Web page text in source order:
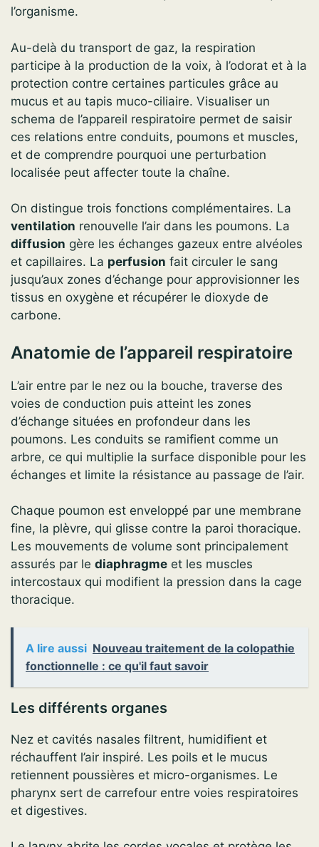
l’organisme.
Au-delà du transport de gaz, la respiration
participe à la production de la voix, à l’odorat et à la
protection contre certaines particules grâce au
mucus et au tapis muco-ciliaire. Visualiser un
schema de l’appareil respiratoire permet de saisir
ces relations entre conduits, poumons et muscles,
et de comprendre pourquoi une perturbation
localisée peut affecter toute la chaîne.
On distingue trois fonctions complémentaires. La
ventilation renouvelle l’air dans les poumons. La
diffusion gère les échanges gazeux entre alvéoles
et capillaires. La perfusion fait circuler le sang
jusqu’aux zones d’échange pour approvisionner les
tissus en oxygène et récupérer le dioxyde de
carbone.
Anatomie de l’appareil respiratoire
L’air entre par le nez ou la bouche, traverse des
voies de conduction puis atteint les zones
d’échange situées en profondeur dans les
poumons. Les conduits se ramifient comme un
arbre, ce qui multiplie la surface disponible pour les
échanges et limite la résistance au passage de l’air.
Chaque poumon est enveloppé par une membrane
fine, la plèvre, qui glisse contre la paroi thoracique.
Les mouvements de volume sont principalement
assurés par le diaphragme et les muscles
intercostaux qui modifient la pression dans la cage
thoracique.
A lire aussi Nouveau traitement de la colopathie
fonctionnelle : ce qu'il faut savoir
Les différents organes
Nez et cavités nasales filtrent, humidifient et
réchauffent l’air inspiré. Les poils et le mucus
retiennent poussières et micro-organismes. Le
pharynx sert de carrefour entre voies respiratoires
et digestives.